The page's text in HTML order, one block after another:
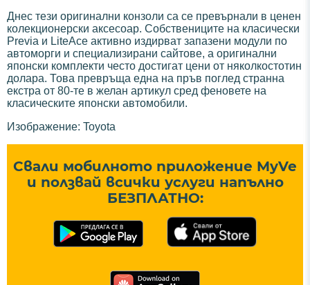
Днес тези оригинални конзоли са се превърнали в ценен
колекционерски аксесоар. Собствениците на класически
Previa и LiteAce активно издирват запазени модули по
автоморги и специализирани сайтове, а оригинални
японски комплекти често достигат цени от няколкостотин
долара. Това превръща една на пръв поглед странна
екстра от 80-те в желан артикул сред феновете на
класическите японски автомобили.
Изображение: Toyota
Свали мобилното приложение MyVe
и ползвай всички услуги напълно
БЕЗПЛАТНО: